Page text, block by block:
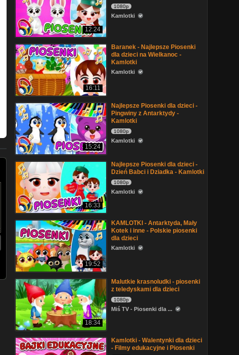
12:24
1080p
Kamlotki
16:11
Baranek - Najlepsze Piosenki
dla dzieci na Wielkanoc -
Kamlotki
Kamlotki
15:24
Najlepsze Piosenki dla dzieci -
Pingwiny z Antarktydy -
Kamlotki
1080p
Kamlotki
16:33
Najlepsze Piosenki dla dzieci -
Dzień Babci i Dziadka - Kamlotki
1080p
Kamlotki
19:52
KAMLOTKI - Antarktyda, Mały
Kotek i inne - Polskie piosenki
dla dzieci
Kamlotki
18:34
Malutkie krasnoludki - piosenki
z teledyskami dla dzieci
1080p
Miś TV - Piosenki dla ...
Kamlotki - Walentynki dla dzieci
- Filmy edukacyjne i Piosenki